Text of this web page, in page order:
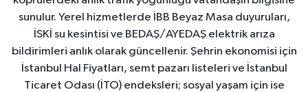
sunulur. Yerel hizmetlerde İBB Beyaz Masa duyuruları,
İSKİ su kesintisi ve BEDAŞ/AYEDAŞ elektrik arıza
bildirimleri anlık olarak güncellenir. Şehrin ekonomisi için
İstanbul Hal Fiyatları, semt pazarı listeleri ve İstanbul
Ticaret Odası (İTO) endeksleri; sosyal yaşam için ise